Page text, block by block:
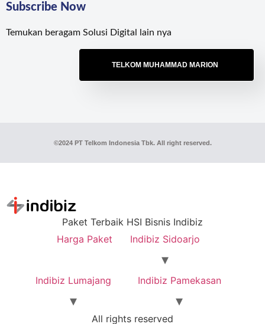
Subscribe Now
Temukan beragam Solusi Digital lain nya
TELKOM MUHAMMAD MARION
©2024 PT Telkom Indonesia Tbk. All right reserved.
Paket Terbaik HSI Bisnis Indibiz
Harga Paket
Indibiz Sidoarjo
Indibiz Lumajang Indibiz Pamekasan
All rights reserved